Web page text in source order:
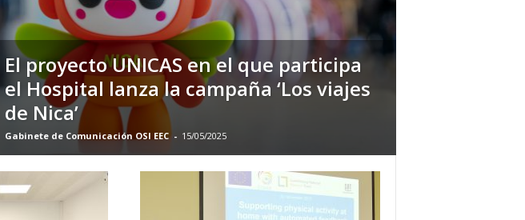
El proyecto UNICAS en el que participa
el Hospital lanza la campaña ‘Los viajes
de Nica’
Gabinete de Comunicación OSI EEC - 15/05/2025